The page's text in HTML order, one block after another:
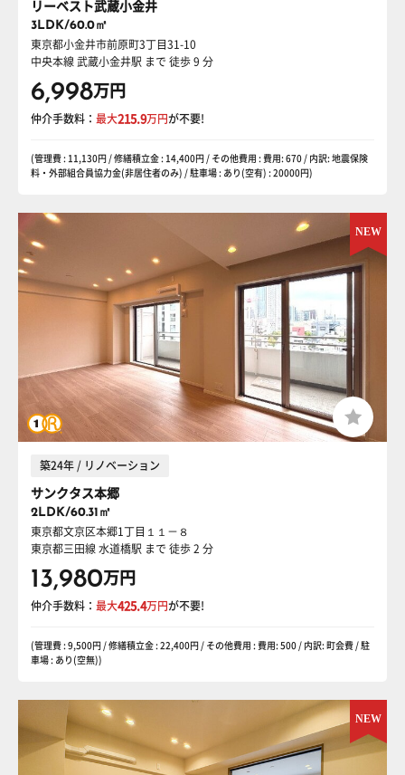
リーベスト武蔵小金井
3LDK/60.0㎡
東京都小金井市前原町3丁目31-10
中央本線 武蔵小金井駅 まで 徒歩 9 分
6,998万円
仲介手数料： 最大215.9万円が不要!
(管理費 : 11,130円 / 修繕積立金 : 14,400円 / その他費用 : 費用: 670 / 内訳: 地震保険
料・外部組合員協力金(非居住者のみ) / 駐車場 : あり(空有) : 20000円)
築24年 / リノベーション
サンクタス本郷
2LDK/60.31㎡
東京都文京区本郷1丁目１１－８
東京都三田線 水道橋駅 まで 徒歩 2 分
13,980万円
仲介手数料： 最大425.4万円が不要!
(管理費 : 9,500円 / 修繕積立金 : 22,400円 / その他費用 : 費用: 500 / 内訳: 町会費 / 駐
車場 : あり(空無))